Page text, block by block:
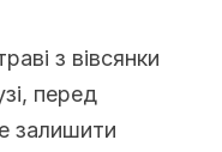
з вівсянки
перед
залишити